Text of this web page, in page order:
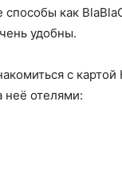
способы как
удобны.
с
неё отелями: